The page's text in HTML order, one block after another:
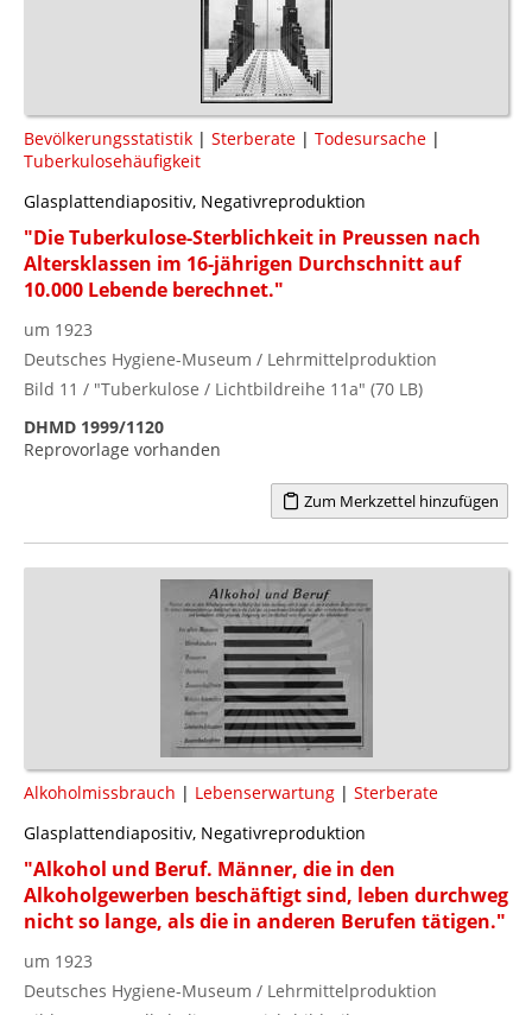
Bevölkerungsstatistik | Sterberate | Todesursache |
Tuberkulosehäufigkeit
Glasplattendiapositiv, Negativreproduktion
"Die Tuberkulose-Sterblichkeit in Preussen nach
Altersklassen im 16-jährigen Durchschnitt auf
10.000 Lebende berechnet."
um 1923
Deutsches Hygiene-Museum / Lehrmittelproduktion
Bild 11 / "Tuberkulose / Lichtbildreihe 11a" (70 LB)
DHMD 1999/1120
Reprovorlage vorhanden
Zum Merkzettel hinzufügen
Alkoholmissbrauch | Lebenserwartung | Sterberate
Glasplattendiapositiv, Negativreproduktion
"Alkohol und Beruf. Männer, die in den
Alkoholgewerben beschäftigt sind, leben durchweg
nicht so lange, als die in anderen Berufen tätigen."
um 1923
Deutsches Hygiene-Museum / Lehrmittelproduktion